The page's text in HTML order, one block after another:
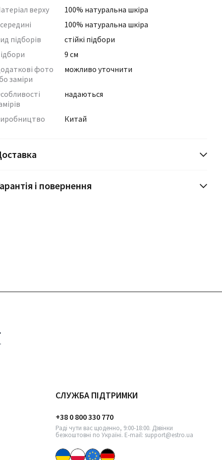
верху
100% натуральна шкіра
100% натуральна шкіра
підборів
стійкі підбори
9 см
фото
заміри
можливо уточнити
надаються
Китай
і повернення
СЛУЖБА ПІДТРИМКИ
+38 0 800 330 770
Раді чути вас щоденно, 9:00-18:00. Дзвінки
безкоштовні по Україні. E-mail: support@estro.ua